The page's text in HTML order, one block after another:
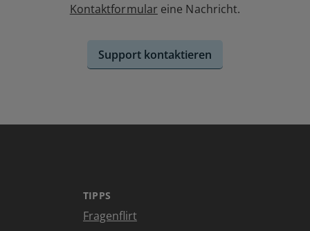
Kontaktformular eine Nachricht.
Support kontaktieren
TIPPS
Fragenflirt